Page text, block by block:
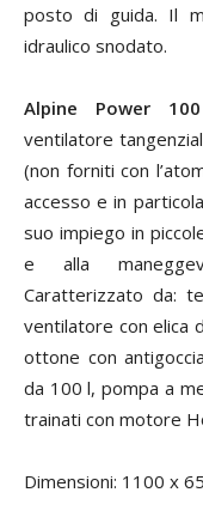
posto di guida. Il
idraulico snodato.
Alpine Power 100
ventilatore
(non forniti con
accesso e in
suo impiego in
e alla
Caratterizzato da:
ventilatore con elica
ottone con
da 100 l, pompa a
trainati con motore
Dimensioni: 1100 x